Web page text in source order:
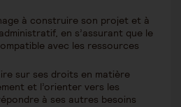
à construire son projet et à
en s’assurant que le
avec les ressources
sur ses droits en matière
et l’orienter vers les
à ses autres besoins